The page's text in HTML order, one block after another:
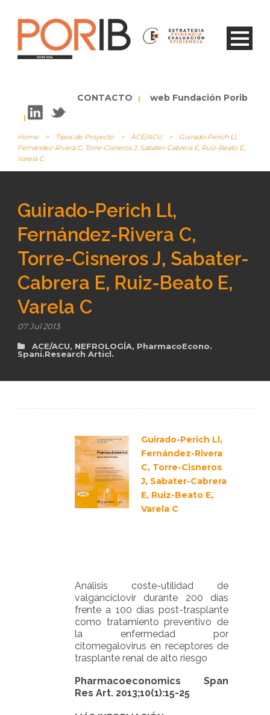
es
CONTACTO | web Fundación Porib
|
Home > Tipos de Proyecto > ACE/ACU >
Guirado-Perich Ll,
Fernández-Rivera C, Torre-Cisneros J, Sabater-Cabrera E, Ruiz-Beato E,
Varela C
Guirado-Perich Ll,
Fernández-Rivera C,
Torre-Cisneros J, Sabater-
Cabrera E, Ruiz-Beato E,
Varela C
07 Jul 2013
ACE/ACU, NEFROLOGÍA, PharmacoEcono.
Spani.Research Articl.
Guirado-Perich Ll,
Fernández-Rivera
C, Torre-Cisneros
J, Sabater-Cabrera
E, Ruiz-Beato E,
Varela C
Análisis coste-utilidad de
valganciclovir durante 200 días
frente a 100 días post-trasplante
como tratamiento preventivo de
la enfermedad por
citomegalovirus en receptores de
trasplante renal de alto riesgo
Pharmacoeconomics Span
Res Art. 2013;10(1):15-25